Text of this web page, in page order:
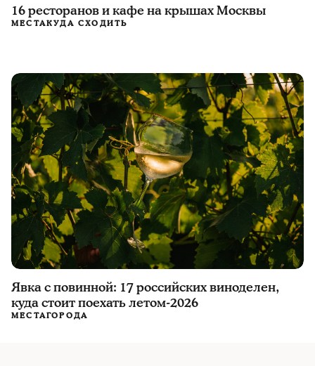
16 ресторанов и кафе на крышах Москвы
МЕСТАКУДА СХОДИТЬ
Явка с повинной: 17 российских виноделен,
куда стоит поехать летом-2026
МЕСТАГОРОДА